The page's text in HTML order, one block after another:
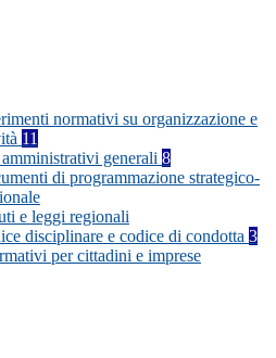
normativi su organizzazione e
11
generali 8
di programmazione strategico-
e leggi regionali
disciplinare e codice di condotta 3
per cittadini e imprese